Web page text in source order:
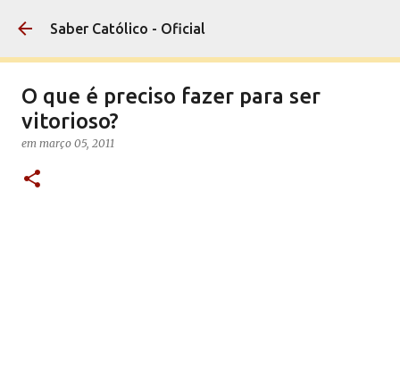
Pular para o conteúdo principal
Saber Católico - Oficial
O que é preciso fazer para ser
vitorioso?
em março 05, 2011